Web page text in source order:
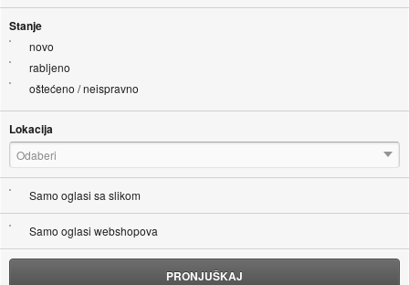
Stanje
novo
rabljeno
oštećeno / neispravno
Lokacija
Odaberi
Samo oglasi sa slikom
Samo oglasi webshopova
PRONJUŠKAJ